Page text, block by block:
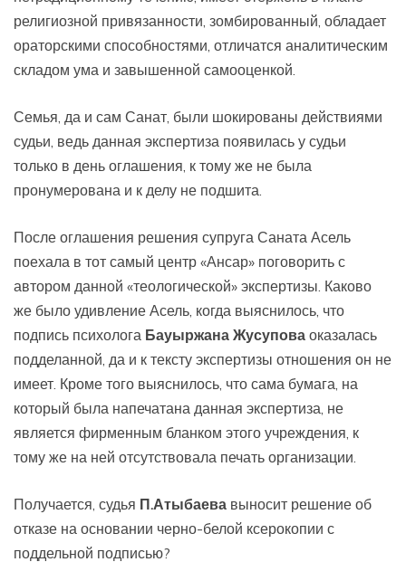
религиозной привязанности, зомбированный, обладает
ораторскими способностями, отличатся аналитическим
складом ума и завышенной самооценкой.
Семья, да и сам Санат, были шокированы действиями
судьи, ведь данная экспертиза появилась у судьи
только в день оглашения, к тому же не была
пронумерована и к делу не подшита.
После оглашения решения супруга Саната Асель
поехала в тот самый центр «Ансар» поговорить с
автором данной «теологической» экспертизы. Каково
же было удивление Асель, когда выяснилось, что
подпись психолога Бауыржана Жусупова оказалась
подделанной, да и к тексту экспертизы отношения он не
имеет. Кроме того выяснилось, что сама бумага, на
который была напечатана данная экспертиза, не
является фирменным бланком этого учреждения, к
тому же на ней отсутствовала печать организации.
Получается, судья П.Атыбаева выносит решение об
отказе на основании черно-белой ксерокопии с
поддельной подписью?